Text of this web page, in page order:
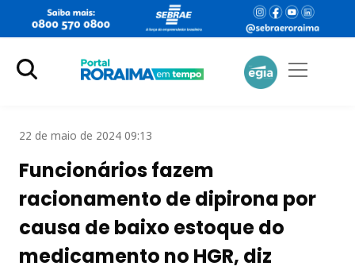
22 de maio de 2024 09:13
Funcionários fazem
racionamento de dipirona por
causa de baixo estoque do
medicamento no HGR, diz